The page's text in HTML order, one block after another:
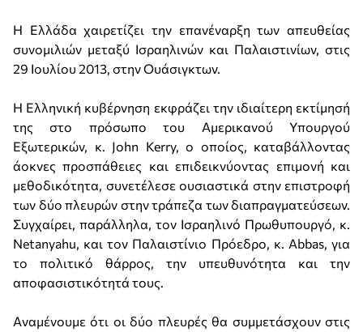
Η Ελλάδα χαιρετίζει την επανέναρξη των απευθείας
συνομιλιών μεταξύ Ισραηλινών και Παλαιστινίων, στις
29 Ιουλίου 2013, στην Ουάσιγκτων.
Η Ελληνική κυβέρνηση εκφράζει την ιδιαίτερη εκτίμησή
της στο πρόσωπο του Αμερικανού Υπουργού
Εξωτερικών, κ. John Kerry, ο οποίος, καταβάλλοντας
άοκνες προσπάθειες και επιδεικνύοντας επιμονή και
μεθοδικότητα, συνετέλεσε ουσιαστικά στην επιστροφή
των δύο πλευρών στην τράπεζα των διαπραγματεύσεων.
Συγχαίρει, παράλληλα, τον Ισραηλινό Πρωθυπουργό, κ.
Netanyahu, και τον Παλαιστίνιο Πρόεδρο, κ. Αbbas, για
το πολιτικό θάρρος, την υπευθυνότητα και την
αποφασιστικότητά τους.
Aναμένουμε ότι οι δύο πλευρές θα συμμετάσχουν στις